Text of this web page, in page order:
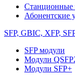
Станционные
Абонентские
SFP, GBIC, XFP,
SFP модули
Модули
Модули SFP+